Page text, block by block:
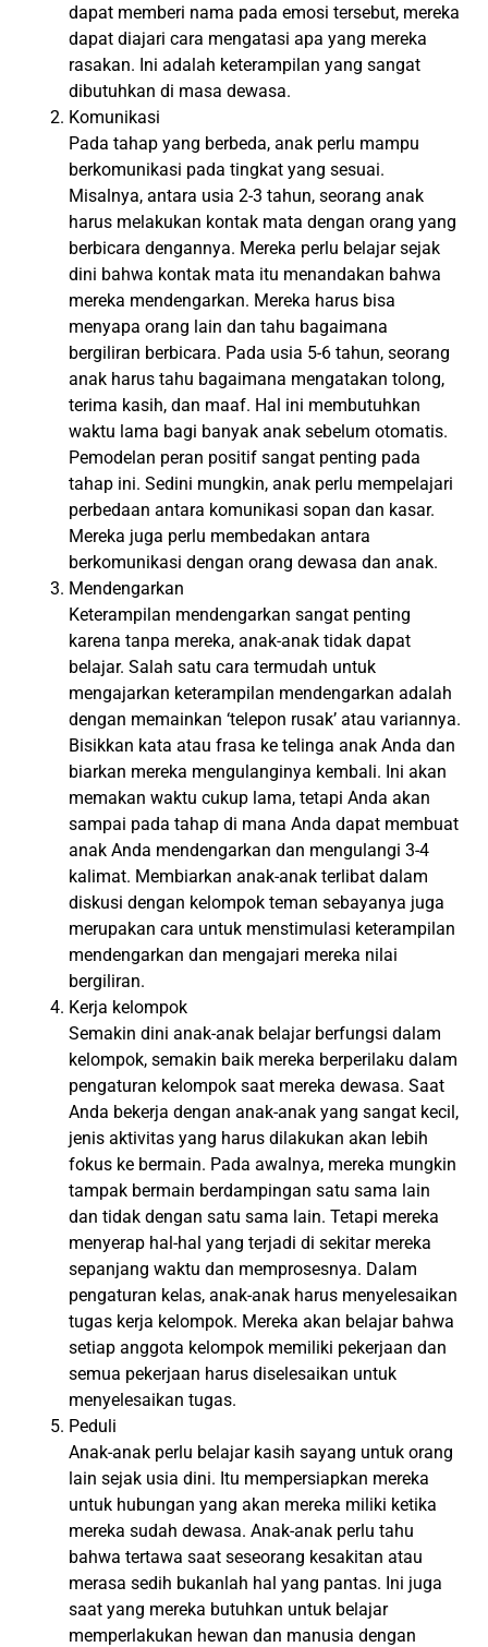
dapat memberi nama pada emosi tersebut, mereka
dapat diajari cara mengatasi apa yang mereka
rasakan. Ini adalah keterampilan yang sangat
dibutuhkan di masa dewasa.
Komunikasi
Pada tahap yang berbeda, anak perlu mampu
berkomunikasi pada tingkat yang sesuai.
Misalnya, antara usia 2-3 tahun, seorang anak
harus melakukan kontak mata dengan orang yang
berbicara dengannya. Mereka perlu belajar sejak
dini bahwa kontak mata itu menandakan bahwa
mereka mendengarkan. Mereka harus bisa
menyapa orang lain dan tahu bagaimana
bergiliran berbicara. Pada usia 5-6 tahun, seorang
anak harus tahu bagaimana mengatakan tolong,
terima kasih, dan maaf. Hal ini membutuhkan
waktu lama bagi banyak anak sebelum otomatis.
Pemodelan peran positif sangat penting pada
tahap ini. Sedini mungkin, anak perlu mempelajari
perbedaan antara komunikasi sopan dan kasar.
Mereka juga perlu membedakan antara
berkomunikasi dengan orang dewasa dan anak.
Mendengarkan
Keterampilan mendengarkan sangat penting
karena tanpa mereka, anak-anak tidak dapat
belajar. Salah satu cara termudah untuk
mengajarkan keterampilan mendengarkan adalah
dengan memainkan ‘telepon rusak’ atau variannya.
Bisikkan kata atau frasa ke telinga anak Anda dan
biarkan mereka mengulanginya kembali. Ini akan
memakan waktu cukup lama, tetapi Anda akan
sampai pada tahap di mana Anda dapat membuat
anak Anda mendengarkan dan mengulangi 3-4
kalimat. Membiarkan anak-anak terlibat dalam
diskusi dengan kelompok teman sebayanya juga
merupakan cara untuk menstimulasi keterampilan
mendengarkan dan mengajari mereka nilai
bergiliran.
Kerja kelompok
Semakin dini anak-anak belajar berfungsi dalam
kelompok, semakin baik mereka berperilaku dalam
pengaturan kelompok saat mereka dewasa. Saat
Anda bekerja dengan anak-anak yang sangat kecil,
jenis aktivitas yang harus dilakukan akan lebih
fokus ke bermain. Pada awalnya, mereka mungkin
tampak bermain berdampingan satu sama lain
dan tidak dengan satu sama lain. Tetapi mereka
menyerap hal-hal yang terjadi di sekitar mereka
sepanjang waktu dan memprosesnya. Dalam
pengaturan kelas, anak-anak harus menyelesaikan
tugas kerja kelompok. Mereka akan belajar bahwa
setiap anggota kelompok memiliki pekerjaan dan
semua pekerjaan harus diselesaikan untuk
menyelesaikan tugas.
Peduli
Anak-anak perlu belajar kasih sayang untuk orang
lain sejak usia dini. Itu mempersiapkan mereka
untuk hubungan yang akan mereka miliki ketika
mereka sudah dewasa. Anak-anak perlu tahu
bahwa tertawa saat seseorang kesakitan atau
merasa sedih bukanlah hal yang pantas. Ini juga
saat yang mereka butuhkan untuk belajar
memperlakukan hewan dan manusia dengan